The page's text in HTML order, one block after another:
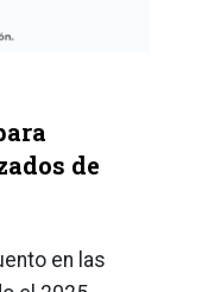
de
en las